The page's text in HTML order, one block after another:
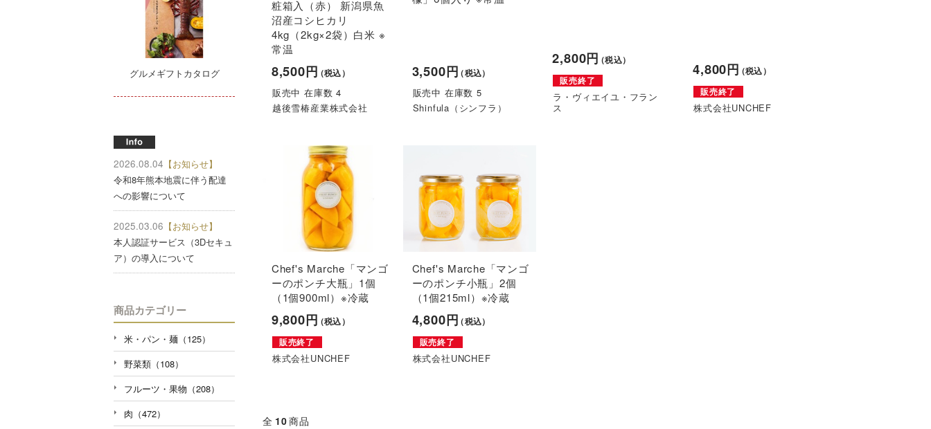
粧箱入（赤） 新潟県魚
沼産コシヒカリ
4kg（2kg×2袋）白米 ※
常温
8,500円（税込）
販売中 在庫数 4
越後雪椿産業株式会社
3,500円（税込）
販売中 在庫数 5
Shinfula（シンフラ）
2,800円 （税込）
販売終了
ラ・ヴィエイユ・フラン
ス
4,800円（税込）
販売終了
株式会社UNCHEF
Chef's Marche「マンゴ
ーのポンチ大瓶」1個
（1個900ml）※冷蔵
9,800円（税込）
販売終了
株式会社UNCHEF
Chef's Marche「マンゴ
ーのポンチ小瓶」2個
（1個215ml）※冷蔵
4,800円（税込）
販売終了
株式会社UNCHEF
全 10商品
グルメギフトカタログ
2026.08.04 【お知らせ】
令和8年熊本地震に伴う配達
への影響について
2025.03.06 【お知らせ】
本人認証サービス（3Dセキュ
ア）の導入について
商品カテゴリー
米・パン・麺（125）
野菜類（108）
フルーツ・果物（208）
肉（472）